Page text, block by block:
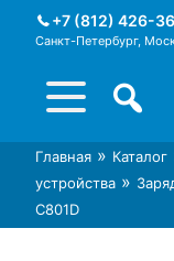
+7 (812) 426-
Санкт-Петербург,
Главная » Каталог
устройства »
C801D